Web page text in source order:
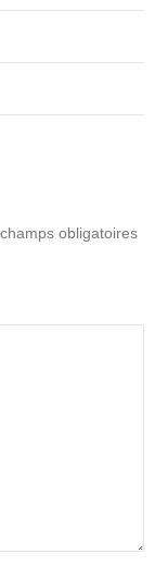
obligatoires